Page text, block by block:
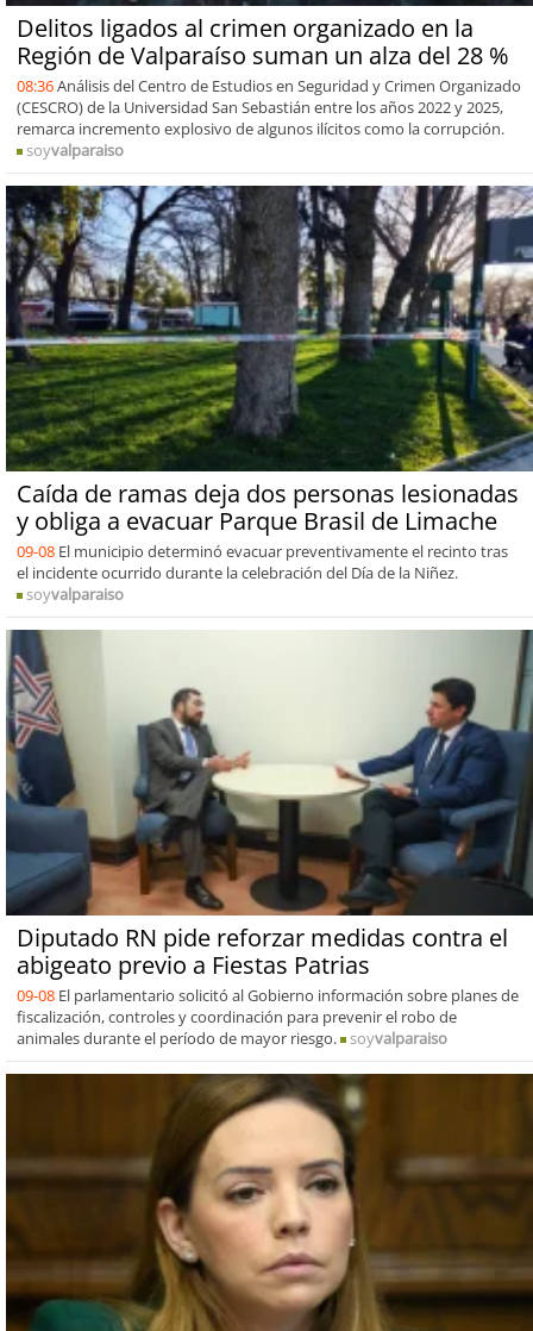
Delitos ligados al crimen organizado en la
Región de Valparaíso suman un alza del 28 %
08:36Análisis del Centro de Estudios en Seguridad y Crimen Organizado
(CESCRO) de la Universidad San Sebastián entre los años 2022 y 2025,
remarca incremento explosivo de algunos ilícitos como la corrupción.
soyvalparaiso
Caída de ramas deja dos personas lesionadas
y obliga a evacuar Parque Brasil de Limache
09-08 El municipio determinó evacuar preventivamente el recinto tras
el incidente ocurrido durante la celebración del Día de la Niñez.
soyvalparaiso
Diputado RN pide reforzar medidas contra el
abigeato previo a Fiestas Patrias
09-08 El parlamentario solicitó al Gobierno información sobre planes de
fiscalización, controles y coordinación para prevenir el robo de
animales durante el período de mayor riesgo.
soyvalparaiso